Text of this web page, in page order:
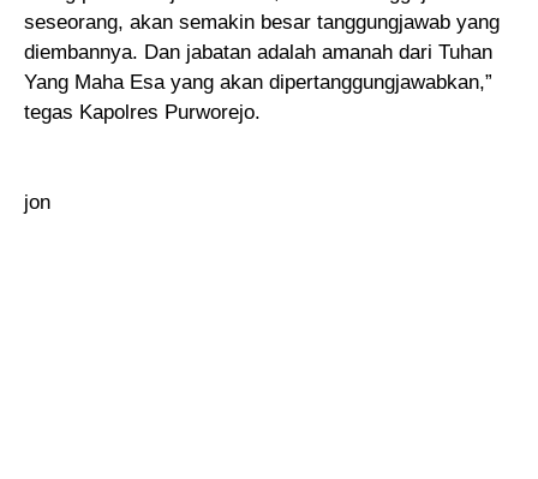
seseorang, akan semakin besar tanggungjawab yang
diembannya. Dan jabatan adalah amanah dari Tuhan
Yang Maha Esa yang akan dipertanggungjawabkan,”
tegas Kapolres Purworejo.
jon